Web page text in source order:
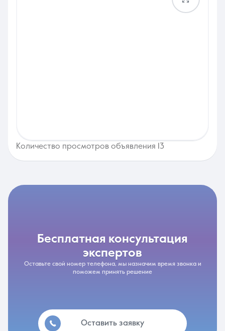
Количество просмотров объявления 13
бесплатная консультация
экспертов
Оставьте свой номер телефона, мы назначим время звонка и
поможем принять решение
Оставить заявку